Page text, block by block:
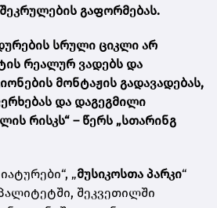
გაფორმებას.
სრული ციკლი არ
რეალურ ვადებს და
მონტაჟის გადავადებას,
და დაგეგმილი
რისკს“ – წერს „სთარინგ
„მუსიკოსთა პარკი“
შეკვეთილში